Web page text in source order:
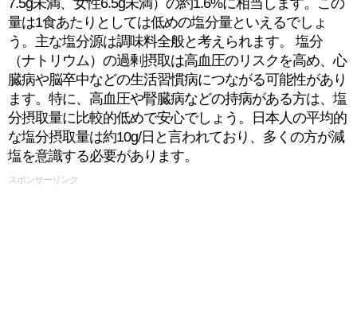
7.5g未満、女性6.5g未満）の約1.6%に相当します。この
量は1食あたりとしては低めの塩分量といえるでしょ
う。主な塩分源は調味料全般と考えられます。 塩分
（ナトリウム）の過剰摂取は高血圧のリスクを高め、心
臓病や脳卒中などの生活習慣病につながる可能性があり
ます。特に、高血圧や腎臓病などの持病がある方は、塩
分摂取量に比較的低めで安心でしょう。日本人の平均的
な塩分摂取量は約10g/日と言われており、多くの方が減
塩を意識する必要があります。
スポンサーリンク